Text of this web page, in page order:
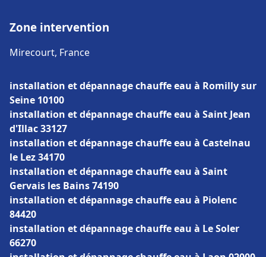
Zone intervention
Mirecourt, France
installation et dépannage chauffe eau à Romilly sur
Seine 10100
installation et dépannage chauffe eau à Saint Jean
d'Illac 33127
installation et dépannage chauffe eau à Castelnau
le Lez 34170
installation et dépannage chauffe eau à Saint
Gervais les Bains 74190
installation et dépannage chauffe eau à Piolenc
84420
installation et dépannage chauffe eau à Le Soler
66270